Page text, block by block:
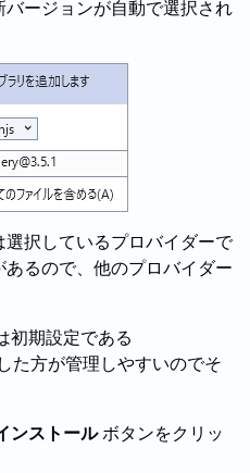
ージョンが自動で選択され
択しているプロバイダーで
るので、他のプロバイダー
初期設定である
た方が管理しやすいのでそ
ンストールボタンをクリッ